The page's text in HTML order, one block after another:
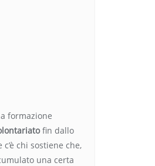
formazione
fin dallo
chi sostiene che,
una certa